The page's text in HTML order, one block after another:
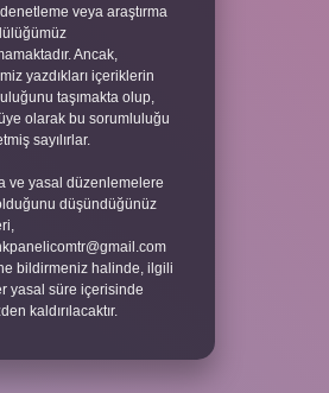
veya araştırma
Ancak,
yazdıkları içeriklerin
taşımakta olup,
olarak bu sorumluluğu
sayılırlar.
ve yasal düzenlemelere
düşündüğünüz
bildirmeniz halinde, ilgili
yasal süre içerisinde
kaldırılacaktır.